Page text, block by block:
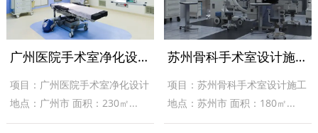
广州医院手术室净化设计案例
项目：广州医院手术室净化设计
地点：广州市 面积：230㎡...
苏州骨科手术室设计施工案例
项目：苏州骨科手术室设计施工
地点：苏州市 面积：180㎡...